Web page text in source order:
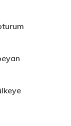
Birliği